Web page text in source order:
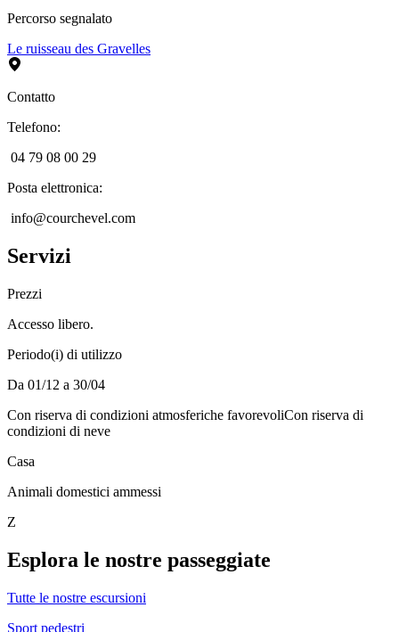
Percorso segnalato
Le ruisseau des Gravelles
Contatto
Telefono:
04 79 08 00 29
Posta elettronica:
info@courchevel.com
Servizi
Prezzi
Accesso libero.
Periodo(i) di utilizzo
Da 01/12 a 30/04
Con riserva di condizioni atmosferiche favorevoliCon riserva di
condizioni di neve
Casa
Animali domestici ammessi
Z
Esplora le nostre passeggiate
Tutte le nostre escursioni
Sport pedestri